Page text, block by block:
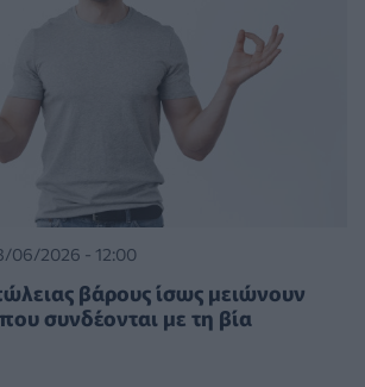
06/2026 - 12:00
βάρους ίσως μειώνουν
συνδέονται με τη βία